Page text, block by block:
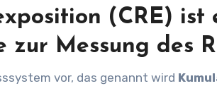
(CRE) ist
Messung des
vor, das genannt wird